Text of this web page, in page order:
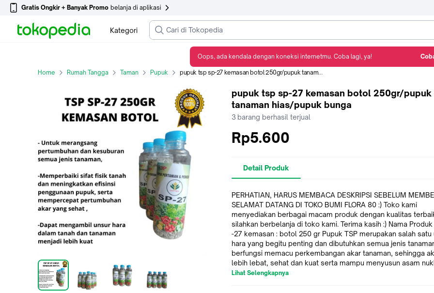
Gratis Ongkir + Banyak Promo belanja di aplikasi
Kategori
Home Rumah Tangga Taman Pupuk pupuk tsp sp-27 kemasan botol 250gr/pupuk tanaman hias/pupuk bunga
pupuk tsp sp-27 kemasan botol 250gr/pupuk
tanaman hias/pupuk bunga
3 barang berhasil terjual
Rp5.600
Detail Produk
PERHATIAN, HARUS MEMBACA DESKRIPSI SEBELUM
SELAMAT DATANG DI TOKO BUMI FLORA 80 :) Toko kami
menyediakan berbagai macam produk dengan kualitas
silahkan berbelanja di toko kami. Terima kasih :) Nama Produk :tsp sp
-27 kemasan : botol 250 gr Pupuk TSP merupakan salah satu unsur
hara yang begitu penting dan dibutuhkan semua jenis
berfungsi memacu perkembangan akar tanaman, sehingga
lebih lebat, sehat dan kuat serta mampu menyusun asam
Cara penggunaan pupuk TSP ada berbagai macam, yakni
Lihat Selengkapnya
Oops, ada kendala dengan koneksi internetmu. Coba lagi, ya!